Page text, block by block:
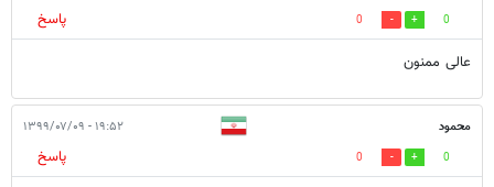
0
0
پاسخ
عالی ممنون
محمود ۱۹:۵۲ - ۱۳۹۹/۰۷/۰۹
0
0
پاسخ